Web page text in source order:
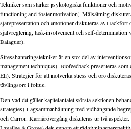
Tekniker som stärker psykologiska funktioner och
functioning and foster motivation). Målsättning
självpresentation och emotioner diskuteras av
självreglering, task-involvement och self-
Balaguer).
Stresshanteringstekniker är en stor del av
management techniques). Biofeedback presenteras
Eli). Strategier för att motverka stress och oro
tävlingsoro i fokus.
Den vad det gäller kapitelantalet största sektionen
strategies). Lagsammanhållning med vidhängande
och Carron. Karriärövergång diskuteras ur två